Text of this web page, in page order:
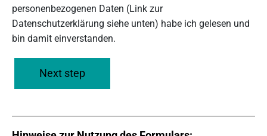
personenbezogenen Daten (Link zur
Datenschutzerklärung siehe unten) habe ich gelesen und
bin damit einverstanden.
Next step